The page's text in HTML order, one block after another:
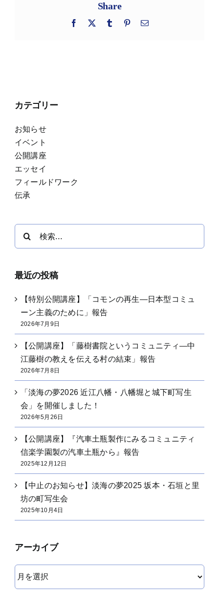
Share
Facebook
X Tumblr Pinterest
電
カテゴリー
お知らせ
イベント
公開講座
エッセイ
フィールドワーク
伝承
最近の投稿
【特別公開講座】「コモンの再生―日本型コミュ
ーン主義のために」報告
2026年7月9日
【公開講座】「藤樹書院というコミュニティ―中
江藤樹の教えを伝える村の結束」報告
2026年7月8日
「淡海の夢2026 近江八幡・八幡堀と城下町写生
会」を開催しました！
2026年5月26日
【公開講座】『汽車土瓶製作にみるコミュニティ
信楽学園製の汽車土瓶から』報告
2025年12月12日
【中止のお知らせ】淡海の夢2025 坂本・石垣と里
坊の町写生会
2025年10月4日
アーカイブ